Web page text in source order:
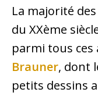
La majorité
du XXème
parmi tous ces
Brauner, dont
petits dessins